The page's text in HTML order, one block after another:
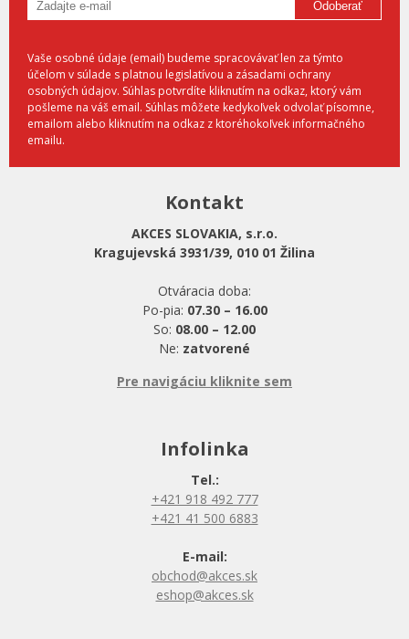
Odoberať
Vaše osobné údaje (email) budeme spracovávať len za týmto
účelom v súlade s platnou legislatívou a zásadami ochrany
osobných údajov. Súhlas potvrdíte kliknutím na odkaz, ktorý vám
pošleme na váš email. Súhlas môžete kedykoľvek odvolať písomne,
emailom alebo kliknutím na odkaz z ktoréhokoľvek informačného
emailu.
Kontakt
AKCES SLOVAKIA, s.r.o.
Kragujevská 3931/39, 010 01 Žilina
Otváracia doba:
Po-pia: 07.30 – 16.00
So: 08.00 – 12.00
Ne: zatvorené
Pre navigáciu kliknite sem
Infolinka
Tel.:
+421 918 492 777
+421 41 500 6883
E-mail:
obchod@akces.sk
eshop@akces.sk